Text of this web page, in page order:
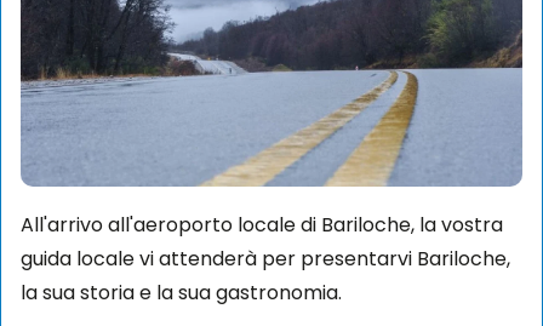
All'arrivo all'aeroporto locale di Bariloche, la vostra
guida locale vi attenderà per presentarvi Bariloche,
la sua storia e la sua gastronomia.